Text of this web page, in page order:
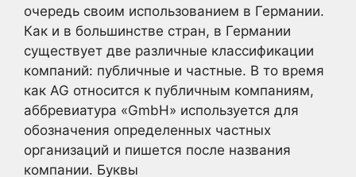
очередь своим использованием в Германии.
Как и в большинстве стран, в Германии
существует две различные классификации
компаний: публичные и частные. В то время
как AG относится к публичным компаниям,
аббревиатура «GmbH» используется для
обозначения определенных частных
организаций и пишется после названия
компании. Буквы